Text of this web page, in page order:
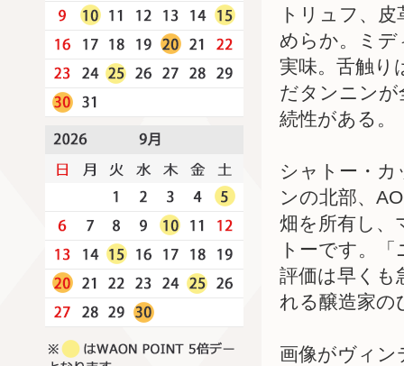
トリュフ、
めらか。ミ
実味。舌触り
だタンニンが
続性がある。
シャトー・
ンの北部、
畑を所有し、
トーです。
評価は早くも
れる醸造家の
画像がヴィン